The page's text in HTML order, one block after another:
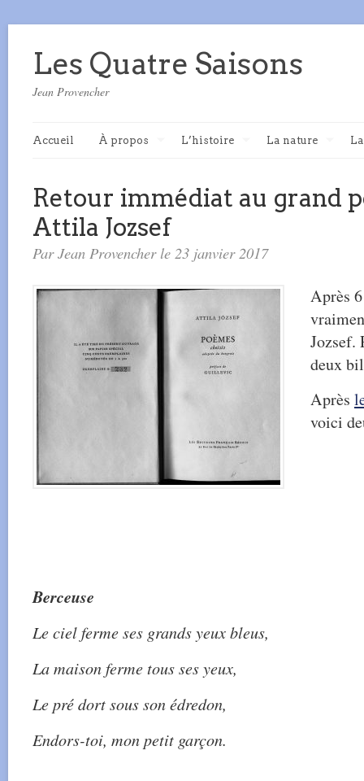
Les Quatre Saisons
Jean Provencher
Accueil À propos L’histoire La nature
Retour immédiat au grand
Attila Jozsef
Par Jean Provencher le 23 janvier 2017
Après
Jozsef.
deux
Après
voici
Berceuse
Le ciel ferme ses grands yeux bleus,
La maison ferme tous ses yeux,
Le pré dort sous son édredon,
Endors-toi, mon petit garçon.